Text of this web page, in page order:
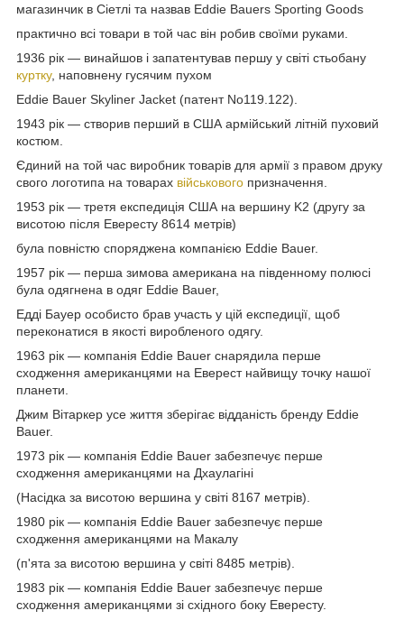
магазинчик в Сіетлі та назвав Eddie Bauers Sporting Goods
практично всі товари в той час він робив своїми руками.
1936 рік — винайшов і запатентував першу у світі стьобану
куртку, наповнену гусячим пухом
Eddie Bauer Skyliner Jacket (патент No119.122).
1943 рік — створив перший в США армійський літній пуховий
костюм.
Єдиний на той час виробник товарів для армії з правом друку
свого логотипа на товарах військового призначення.
1953 рік — третя експедиція США на вершину K2 (другу за
висотою після Евересту 8614 метрів)
була повністю споряджена компанією Eddie Bauer.
1957 рік — перша зимова американа на південному полюсі
була одягнена в одяг Eddie Bauer,
Едді Бауер особисто брав участь у цій експедиції, щоб
переконатися в якості виробленого одягу.
1963 рік — компанія Eddie Bauer снарядила перше
сходження американцями на Еверест найвищу точку нашої
планети.
Джим Вітаркер усе життя зберігає відданість бренду Eddie
Bauer.
1973 рік — компанія Eddie Bauer забезпечує перше
сходження американцями на Дхаулагіні
(Насідка за висотою вершина у світі 8167 метрів).
1980 рік — компанія Eddie Bauer забезпечує перше
сходження американцями на Макалу
(п'ята за висотою вершина у світі 8485 метрів).
1983 рік — компанія Eddie Bauer забезпечує перше
сходження американцями зі східного боку Евересту.